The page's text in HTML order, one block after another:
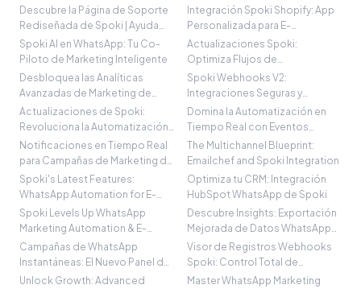
WhatsApp
Descubre la Página de Soporte
Rediseñada de Spoki | Ayuda
Rápida
Integración Spoki Shopify: App
Personalizada para E-
commerce
Spoki AI en WhatsApp: Tu Co-
Piloto de Marketing Inteligente
Actualizaciones Spoki:
Optimiza Flujos de
Automatización WhatsApp
Business
Desbloquea las Analíticas
Avanzadas de Marketing de
WhatsApp de Spoki
Spoki Webhooks V2:
Integraciones Seguras y
Observables
Actualizaciones de Spoki:
Revoluciona la Automatización
en WhatsApp
Domina la Automatización en
Tiempo Real con Eventos
Webhook de Spoki
Notificaciones en Tiempo Real
para Campañas de Marketing de
WhatsApp
The Multichannel Blueprint:
Emailchef and Spoki Integration
Spoki's Latest Features:
WhatsApp Automation for E-
commerce
Optimiza tu CRM: Integración
HubSpot WhatsApp de Spoki
Spoki Levels Up WhatsApp
Marketing Automation & E-
commerce Tools
Descubre Insights: Exportación
Mejorada de Datos WhatsApp
Spoki
Campañas de WhatsApp
Instantáneas: El Nuevo Panel de
Spoki
Visor de Registros Webhooks
Spoki: Control Total de
Integraciones
Unlock Growth: Advanced
Master WhatsApp Marketing